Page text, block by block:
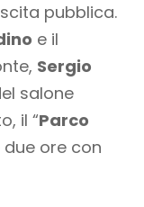
pubblica.
e il
Sergio
salone
il “Parco
ore con